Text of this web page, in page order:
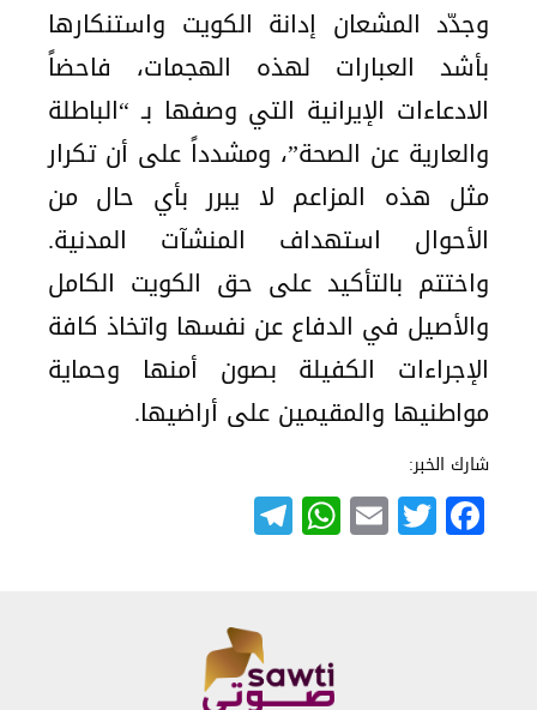
وجدّد المشعان إدانة الكويت واستنكارها
بأشد العبارات لهذه الهجمات، فاحضاً
الادعاءات الإيرانية التي وصفها بـ “الباطلة
والعارية عن الصحة”، ومشدداً على أن تكرار
مثل هذه المزاعم لا يبرر بأي حال من
الأحوال استهداف المنشآت المدنية.
واختتم بالتأكيد على حق الكويت الكامل
والأصيل في الدفاع عن نفسها واتخاذ كافة
الإجراءات الكفيلة بصون أمنها وحماية
مواطنيها والمقيمين على أراضيها.
شارك الخبر:
Facebook
Twitter
Email
WhatsApp